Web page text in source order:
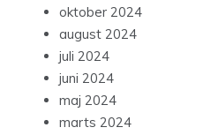
oktober 2024
august 2024
juli 2024
juni 2024
maj 2024
marts 2024